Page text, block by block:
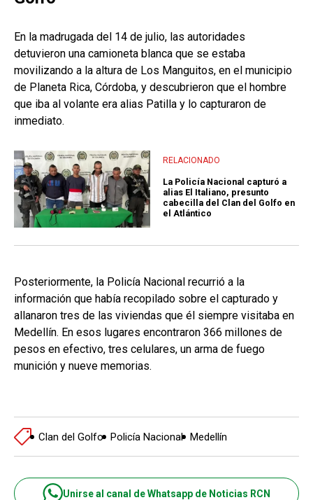
En la madrugada del 14 de julio, las autoridades
detuvieron una camioneta blanca que se estaba
movilizando a la altura de Los Manguitos, en el municipio
de Planeta Rica, Córdoba, y descubrieron que el hombre
que iba al volante era alias Patilla y lo capturaron de
inmediato.
RELACIONADO
La Policía Nacional capturó a
alias El Italiano, presunto
cabecilla del Clan del Golfo en
el Atlántico
Posteriormente, la Policía Nacional recurrió a la
información que había recopilado sobre el capturado y
allanaron tres de las viviendas que él siempre visitaba en
Medellín. En esos lugares encontraron 366 millones de
pesos en efectivo, tres celulares, un arma de fuego
munición y nueve memorias.
Clan del Golfo Policía Nacional Medellín
Unirse al canal de Whatsapp de Noticias RCN